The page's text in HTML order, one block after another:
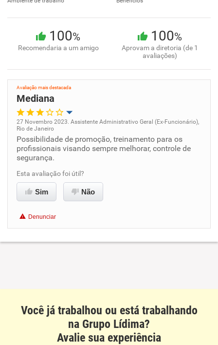
100%
Recomendaria a um amigo
100%
Aprovam a diretoria (de 1
avaliações)
Avaliação mais destacada
Mediana
Oportunidade de promoção
Ambiente de trabalho
Conciliação com a vida familiar
Recomenda esta empresa
Recomenda a diretoria
27 Novembro 2023. Assistente Administrativo Geral (Ex-Funcionário),
Rio de Janeiro
Possibilidade de promoção, treinamento para os
profissionais visando sempre melhorar, controle de
segurança.
Esta avaliação foi útil?
Sim Não
Denunciar
Você já trabalhou ou está trabalhando
na Grupo Lídima?
Avalie sua experiência